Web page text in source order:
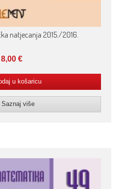
natjecanja 2015./2016.
8,00€
u košaricu
Saznaj više